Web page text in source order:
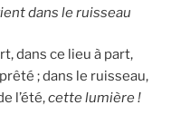
dans le ruisseau
dans ce lieu à part,
; dans le ruisseau,
l’été,cette lumière !